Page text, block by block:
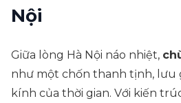
Nội
Giữa lòng Hà Nội náo nhiệt,
như một chốn thanh tịnh, lưu
kính của thời gian. Với kiến